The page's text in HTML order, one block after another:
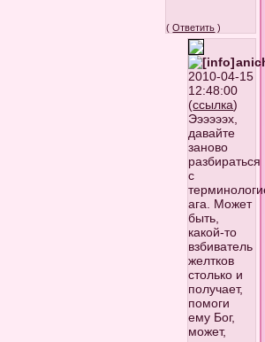
(Ответить )
2010-04-15
12:48:00
(ссылка)
Ээээээх,
давайте
заново
разбираться
с
ага. Может
быть,
какой-то
взбиватель
желтков
столько и
получает,
помоги
ему Бог,
может,